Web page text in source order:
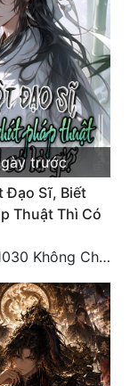
trước
Đạo Sĩ, Biết
Thuật Thì Có
Chương 1030 Không Chi Hoàng Nguyên Đại Hư